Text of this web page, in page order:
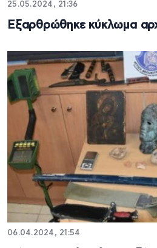
25.05.2024, 21:36
Εξαρθρώθηκε κύκλωμα
06.04.2024, 21:54